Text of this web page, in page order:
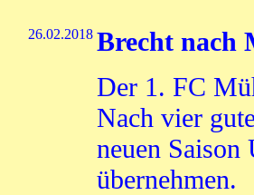
26.02.2018 Brecht nach
Der 1. FC
Nach vier
neuen
übernehmen.